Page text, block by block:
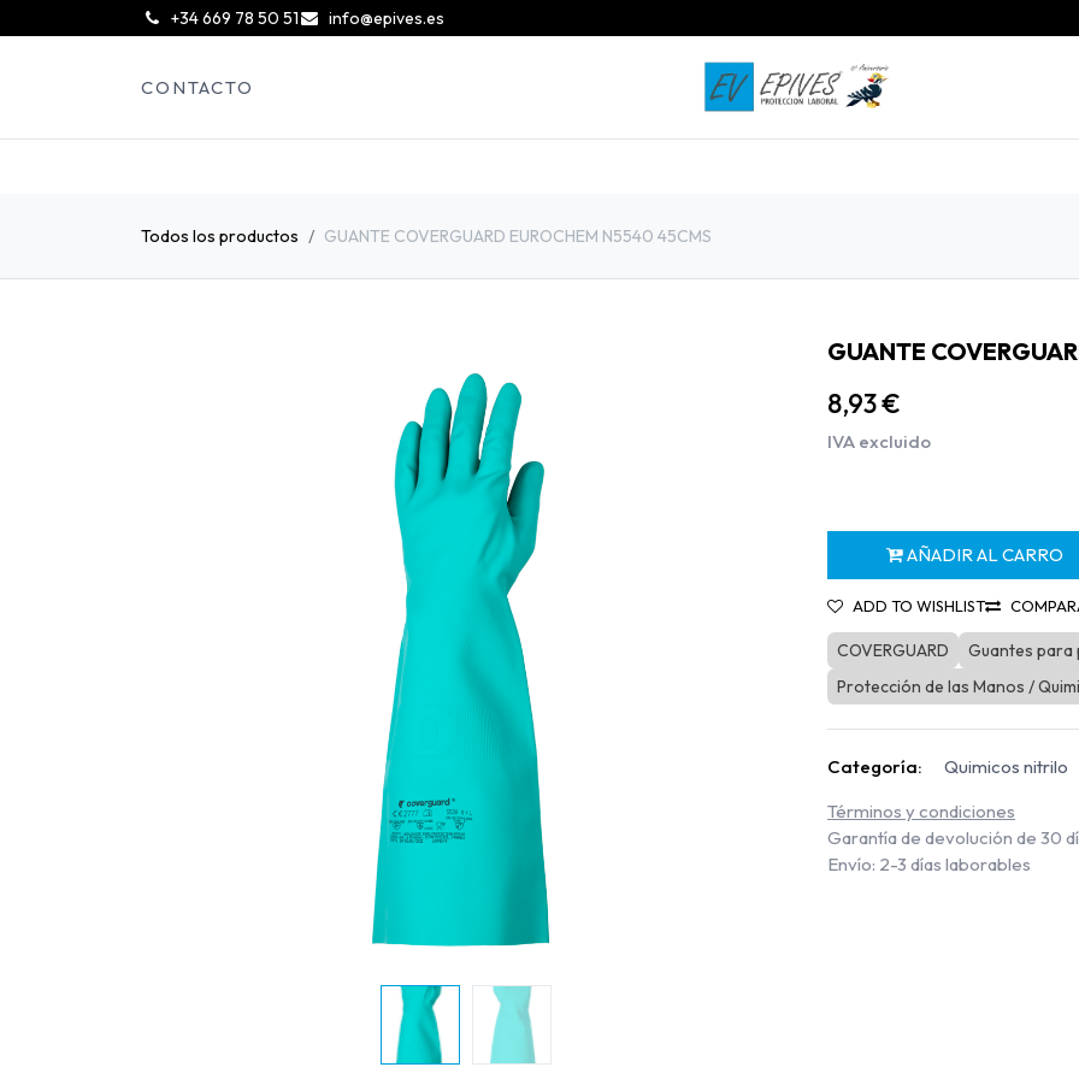
+34 669 78 50 51 info@epives.es
CONTACTO
Todos los productos GUANTE COVERGUARD EUROCHEM N5540 45CMS
GUANTE
8,93€
IVA excluido
AÑADIR AL CARRO
ADD TO WISHLIST
COVERGUARD
Guantes para
Protección de las Manos /
Categoría:
Quimicos nitrilo
Términos y condiciones
Garantía de devolución de 30
Envío: 2-3 días laborables